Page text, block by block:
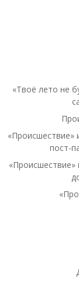
«Твоё лето не
«Происшествие»
пост-
«Происшествие»